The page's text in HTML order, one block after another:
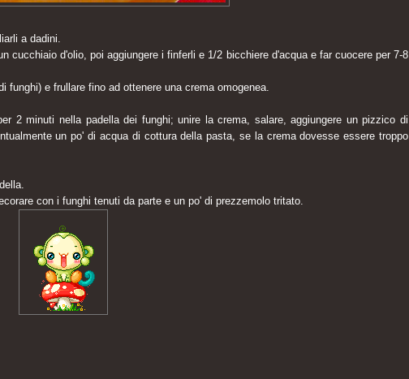
a dadini.
cucchiaio d'olio, poi aggiungere i finferli e 1/2 bicchiere d'acqua e far cuocere per 7-8
e frullare fino ad ottenere una crema omogenea.
2 minuti nella padella dei funghi; unire la crema, salare, aggiungere un pizzico di
un po' di acqua di cottura della pasta, se la crema dovesse essere troppo
con i funghi tenuti da parte e un po' di prezzemolo tritato.